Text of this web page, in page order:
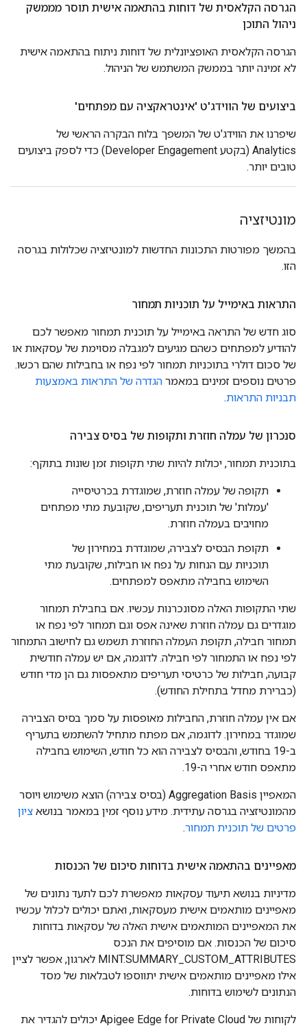
הגרסה הקלאסית של דוחות בהתאמה אישית תוסר מממשק
ניהול התוכן
הגרסה הקלאסית האופציונלית של דוחות ניתוח בהתאמה אישית
לא זמינה יותר בממשק המשתמש של הניהול.
ביצועים של הווידג'ט 'אינטראקציה עם מפתחים'
שיפרנו את הווידג'ט של המשפך בלוח הבקרה הראשי של
Analytics (בקטע Developer Engagement) כדי לספק ביצועים
טובים יותר.
מונטיזציה
בהמשך מפורטות התכונות החדשות למונטיזציה שכלולות בגרסה
הזו.
התראות באימייל על תוכניות תמחור
סוג חדש של התראה באימייל על תוכנית תמחור מאפשר לכם
להודיע למפתחים כשהם מגיעים למגבלה מסוימת של עסקאות או
של סכום דולרי בתוכניות תמחור לפי נפח או בחבילות שהם רכשו.
פרטים נוספים זמינים במאמר הגדרה של התראות באמצעות
תבניות התראות.
סנכרון של עמלה חוזרת ותקופות של בסיס צבירה
בתוכנית תמחור, יכולות להיות שתי תקופות זמן שונות בתוקף:
תקופה של עמלה חוזרת, שמוגדרת בכרטיסייה
'עמלות' של תוכנית תעריפים, שקובעת מתי מפתחים
מחויבים בעמלה חוזרת.
תקופת הבסיס לצבירה, שמוגדרת במחירון של
תוכניות עם הנחות על נפח או חבילות, שקובעת מתי
השימוש בחבילה מתאפס למפתחים.
שתי התקופות האלה מסונכרנות עכשיו. אם בחבילת תמחור
מוגדרים גם עמלה חוזרת שאינה אפס וגם תמחור לפי נפח או
תמחור חבילה, תקופת העמלה החוזרת תשמש גם לחישוב התמחור
לפי נפח או התמחור לפי חבילה. לדוגמה, אם יש עמלה חודשית
קבועה, חבילות של כרטיסי תעריפים מתאפסות גם הן מדי חודש
(כברירת מחדל בתחילת החודש).
אם אין עמלה חוזרת, החבילות מאופסות על סמך בסיס הצבירה
שמוגדר במחירון. לדוגמה, אם מפתח מתחיל להשתמש בתעריף
ב-19 בחודש, והבסיס לצבירה הוא כל חודש, השימוש בחבילה
מתאפס חודש אחרי ה-19.
המאפיין Aggregation Basis (בסיס צבירה) הוצא משימוש ויוסר
מהמונטיזציה בגרסה עתידית. מידע נוסף זמין במאמר בנושא ציון
פרטים של תוכנית תמחור.
מאפיינים בהתאמה אישית בדוחות סיכום של הכנסות
מדיניות בנושא תיעוד עסקאות מאפשרת לכם לתעד נתונים של
מאפיינים מותאמים אישית מעסקאות, ואתם יכולים לכלול עכשיו
את המאפיינים המותאמים אישית האלה של עסקאות בדוחות
סיכום של הכנסות. אם מוסיפים את הנכס
MINT.SUMMARY_CUSTOM_ATTRIBUTES לארגון, אפשר לציין
אילו מאפיינים מותאמים אישית יתווספו לטבלאות של מסד
הנתונים לשימוש בדוחות.
לקוחות של Apigee Edge for Private Cloud יכולים להגדיר את